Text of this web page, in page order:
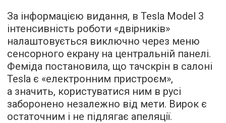
За інформацією видання, в Tesla Model 3
інтенсивність роботи «двірників»
налаштовується виключно через меню
сенсорного екрану на центральній панелі.
Феміда постановила, що тачскрін в салоні
Tesla є «електронним пристроєм»,
а значить, користуватися ним в русі
заборонено незалежно від мети. Вирок є
остаточним і не підлягає апеляції.